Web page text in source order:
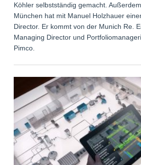
Köhler selbstständig gemacht.
München hat mit Manuel Holzhauer
Director. Er kommt von der Munich Re.
Managing Director und
Pimco.